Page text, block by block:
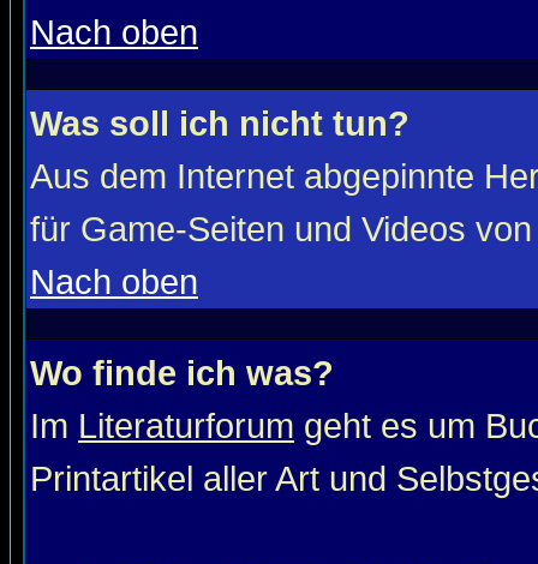
Nach oben
Was soll ich nicht tun?
Aus dem Internet abgepinnte
für Game-Seiten und Videos
Nach oben
Wo finde ich was?
Im Literaturforum geht es um
Printartikel aller Art und